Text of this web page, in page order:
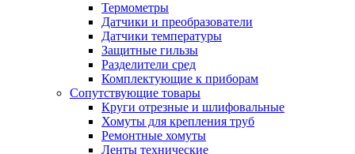
Термометры
Датчики и преобразователи
Датчики температуры
Защитные гильзы
Разделители сред
Комплектующие к приборам
Сопутствующие товары
Круги отрезные и шлифовальные
Хомуты для крепления труб
Ремонтные хомуты
Ленты технические